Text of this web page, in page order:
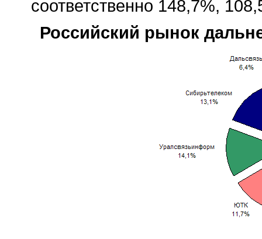
соответственно 148,7%,
Российский рынок